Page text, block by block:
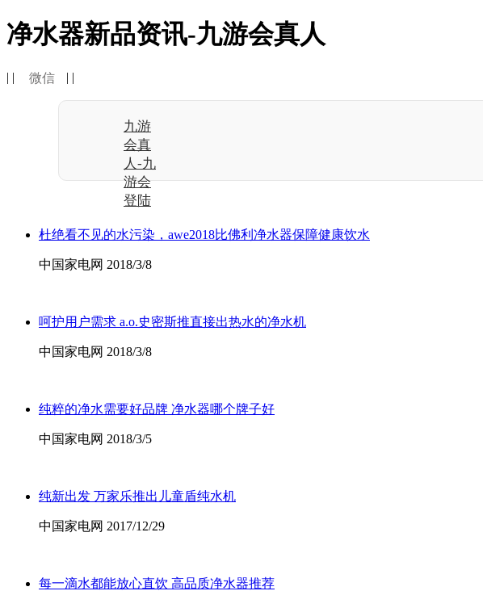
净水器新品资讯-九游会真人
| | 微信 | |
九游
会真
人-九
游会
登陆
杜绝看不见的水污染，awe2018比佛利净水器保障健康饮水
中国家电网 2018/3/8
呵护用户需求 a.o.史密斯推直接出热水的净水机
中国家电网 2018/3/8
纯粹的净水需要好品牌 净水器哪个牌子好
中国家电网 2018/3/5
纯新出发 万家乐推出儿童盾纯水机
中国家电网 2017/12/29
每一滴水都能放心直饮 高品质净水器推荐